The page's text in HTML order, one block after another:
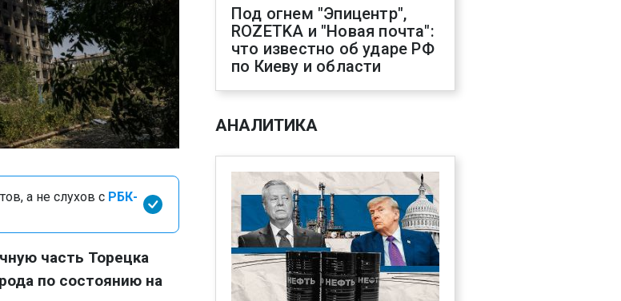
а не слухов с РБК-
часть Торецка
по состоянию на
Под огнем "Эпицентр",
ROZETKA и "Новая почта":
что известно об ударе РФ
по Киеву и области
АНАЛИТИКА